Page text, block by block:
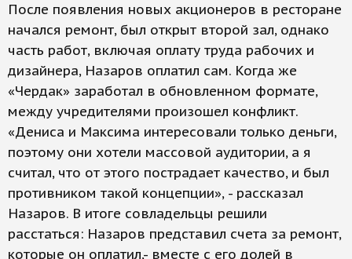
После появления новых акционеров в ресторане
начался ремонт, был открыт второй зал, однако
часть работ, включая оплату труда рабочих и
дизайнера, Назаров оплатил сам. Когда же
«Чердак» заработал в обновленном формате,
между учредителями произошел конфликт.
«Дениса и Максима интересовали только деньги,
поэтому они хотели массовой аудитории, а я
считал, что от этого пострадает качество, и был
противником такой концепции», - рассказал
Назаров. В итоге совладельцы решили
расстаться: Назаров представил счета за ремонт,
которые он оплатил,- вместе с его долей в